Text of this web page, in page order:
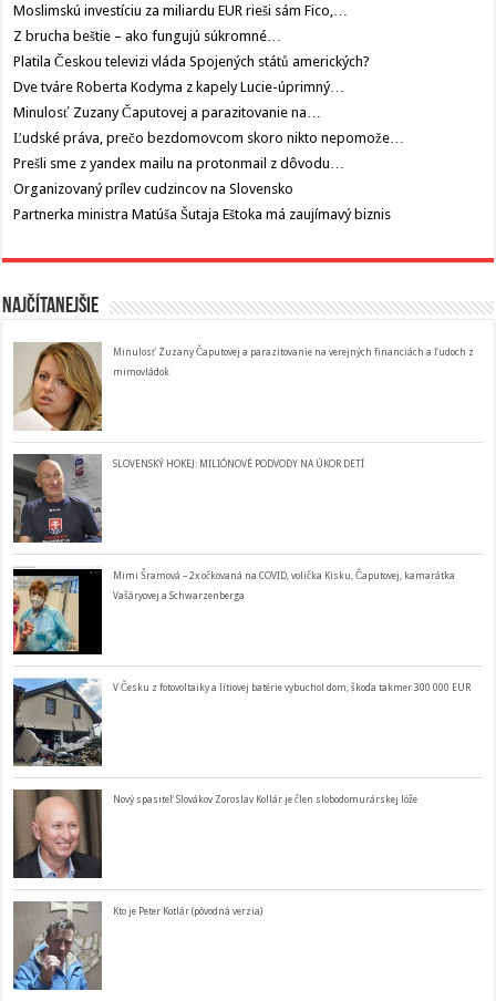
Moslimskú investíciu za miliardu EUR rieši sám Fico,…
Z brucha beštie – ako fungujú súkromné…
Platila Českou televizi vláda Spojených států amerických?
Dve tváre Roberta Kodyma z kapely Lucie-úprimný…
Minulosť Zuzany Čaputovej a parazitovanie na…
Ľudské práva, prečo bezdomovcom skoro nikto nepomože…
Prešli sme z yandex mailu na protonmail z dôvodu…
Organizovaný prílev cudzincov na Slovensko
Partnerka ministra Matúša Šutaja Eštoka má zaujímavý biznis
Najčítanejšie
Minulosť Zuzany Čaputovej a parazitovanie na verejných financiách a ľudoch z
mimovládok
SLOVENSKÝ HOKEJ: MILIÓNOVÉ PODVODY NA ÚKOR DETÍ
Mimi Šramová – 2x očkovaná na COVID, volička Kisku, Čaputovej, kamarátka
Vašáryovej a Schwarzenberga
V Česku z fotovoltaiky a lítiovej batérie vybuchol dom, škoda takmer 300 000 EUR
Nový spasiteľ Slovákov Zoroslav Kollár je člen slobodomurárskej lóže
Kto je Peter Kotlár (pôvodná verzia)